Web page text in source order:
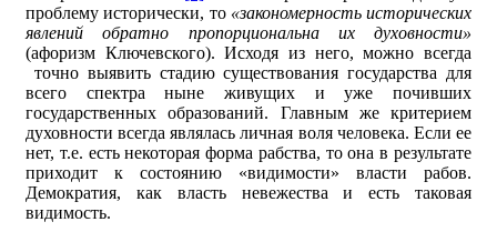
проблему исторически, то «закономерность исторических
явлений обратно пропорциональна их духовности»
(афоризм Ключевского). Исходя из него, можно всегда
точно выявить стадию существования государства для
всего спектра ныне живущих и уже почивших
государственных образований. Главным же критерием
духовности всегда являлась личная воля человека. Если ее
нет, т.е. есть некоторая форма рабства, то она в результате
приходит к состоянию «видимости» власти рабов.
Демократия, как власть невежества и есть таковая
видимость.